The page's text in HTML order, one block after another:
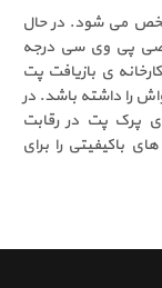
می شود. در حال
پی وی سی درجه
ی بازیافت پت
را داشته باشد. در
پرک پت در رقابت
باکیفیتی را برای